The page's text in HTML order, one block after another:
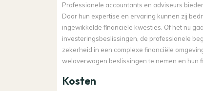
Professionele accountants en adviseurs
Door hun expertise en ervaring kunnen zij
ingewikkelde financiële kwesties. Of het nu
investeringsbeslissingen, de professionele
zekerheid in een complexe financiële
weloverwogen beslissingen te nemen en hun
Kosten